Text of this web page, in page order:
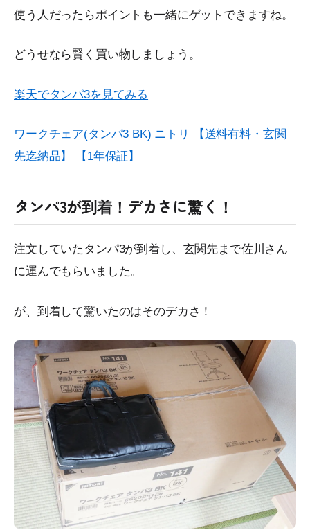
使う人だったらポイントも一緒にゲットできますね。
どうせなら賢く買い物しましょう。
楽天でタンパ3を見てみる
ワークチェア(タンパ3 BK) ニトリ 【送料有料・玄関
先迄納品】 【1年保証】
タンパ3が到着！デカさに驚く！
注文していたタンパ3が到着し、玄関先まで佐川さん
に運んでもらいました。
が、到着して驚いたのはそのデカさ！